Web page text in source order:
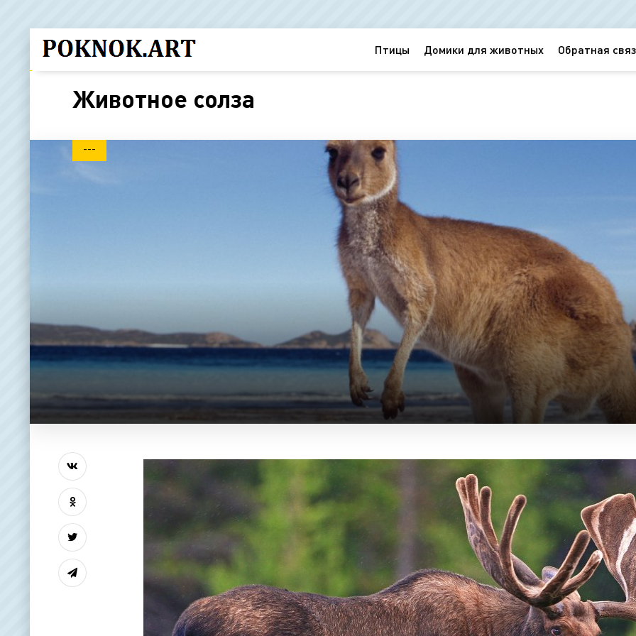
Птицы Домики для животных Обратная
Животное солза
---